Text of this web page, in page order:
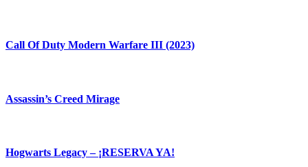
Call Of Duty Modern Warfare III (2023)
Assassin’s Creed Mirage
Hogwarts Legacy – ¡RESERVA YA!